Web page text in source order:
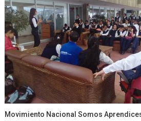
Movimiento Nacional Somos